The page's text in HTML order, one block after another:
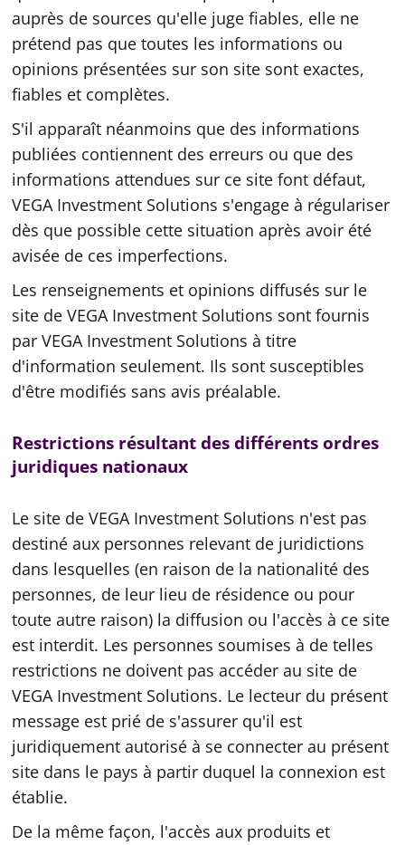
auprès de sources qu'elle juge fiables, elle ne
prétend pas que toutes les informations ou
opinions présentées sur son site sont exactes,
fiables et complètes.
S'il apparaît néanmoins que des informations
publiées contiennent des erreurs ou que des
informations attendues sur ce site font défaut,
VEGA Investment Solutions s'engage à régulariser
dès que possible cette situation après avoir été
avisée de ces imperfections.
Les renseignements et opinions diffusés sur le
site de VEGA Investment Solutions sont fournis
par VEGA Investment Solutions à titre
d'information seulement. Ils sont susceptibles
d'être modifiés sans avis préalable.
Restrictions résultant des différents ordres
juridiques nationaux
Le site de VEGA Investment Solutions n'est pas
destiné aux personnes relevant de juridictions
dans lesquelles (en raison de la nationalité des
personnes, de leur lieu de résidence ou pour
toute autre raison) la diffusion ou l'accès à ce site
est interdit. Les personnes soumises à de telles
restrictions ne doivent pas accéder au site de
VEGA Investment Solutions. Le lecteur du présent
message est prié de s'assurer qu'il est
juridiquement autorisé à se connecter au présent
site dans le pays à partir duquel la connexion est
établie.
De la même façon, l'accès aux produits et